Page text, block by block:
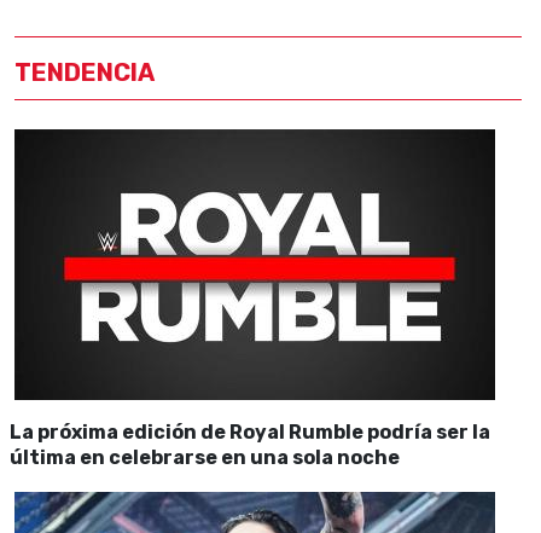
TENDENCIA
La próxima edición de Royal Rumble podría ser la
última en celebrarse en una sola noche